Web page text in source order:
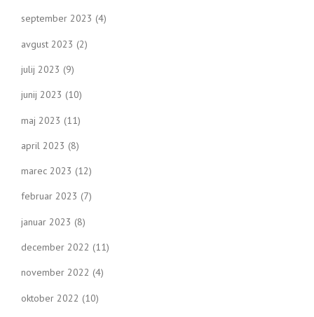
september 2023 (4)
avgust 2023 (2)
julij 2023 (9)
junij 2023 (10)
maj 2023 (11)
april 2023 (8)
marec 2023 (12)
februar 2023 (7)
januar 2023 (8)
december 2022 (11)
november 2022 (4)
oktober 2022 (10)